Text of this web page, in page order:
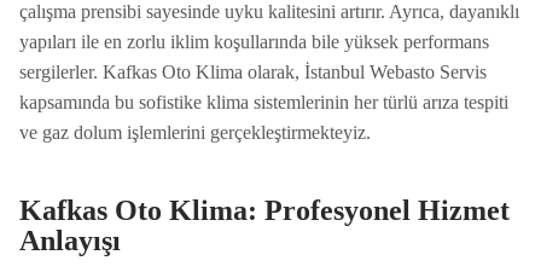
çalışma prensibi sayesinde uyku kalitesini artırır. Ayrıca, dayanıklı
yapıları ile en zorlu iklim koşullarında bile yüksek performans
sergilerler. Kafkas Oto Klima olarak, İstanbul Webasto Servis
kapsamında bu sofistike klima sistemlerinin her türlü arıza tespiti
ve gaz dolum işlemlerini gerçekleştirmekteyiz.
Kafkas Oto Klima: Profesyonel Hizmet
Anlayışı